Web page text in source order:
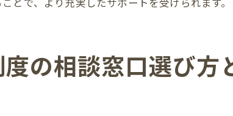
の相談窓口選び方